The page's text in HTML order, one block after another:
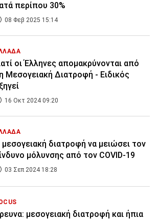
περίπου 30%
08 Φεβ 2025 15:14
οι Έλληνες απομακρύνονται από
Μεσογειακή Διατροφή - Ειδικός
16 Οκτ 2024 09:20
μεσογειακή διατροφή να μειώσει τον
μόλυνσης από τον COVID-19
03 Σεπ 2024 18:28
μεσογειακή διατροφή και ήπια